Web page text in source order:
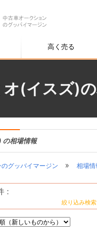
高く売る
(イスズ)
の相場情報
グッバイマージン » 相場情
:
絞り込み検